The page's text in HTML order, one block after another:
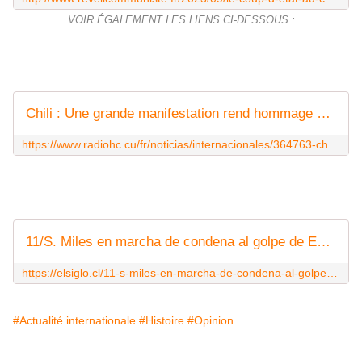
VOIR ÉGALEMENT LES LIENS CI-DESSOUS :
Chili : Une grande manifestation rend hommage aux victimes de la dictature
11/S. Miles en marcha de condena al golpe de Estado y reivindicación de DDHH - El Siglo
#Actualité internationale #Histoire #Opinion